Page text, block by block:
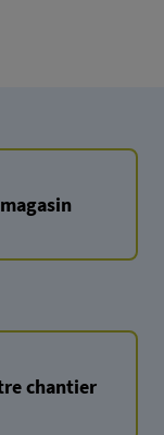
chantier